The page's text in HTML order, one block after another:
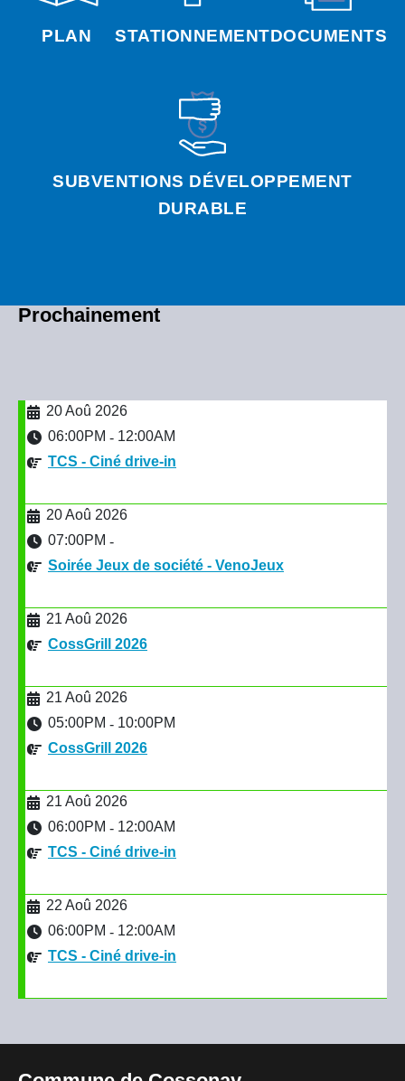
PLAN STATIONNEMENTDOCUMENTS
SUBVENTIONS DÉVELOPPEMENT
DURABLE
Prochainement
20 Aoû 2026
06:00PM - 12:00AM
TCS - Ciné drive-in
20 Aoû 2026
07:00PM -
Soirée Jeux de société - VenoJeux
21 Aoû 2026
CossGrill 2026
21 Aoû 2026
05:00PM - 10:00PM
CossGrill 2026
21 Aoû 2026
06:00PM - 12:00AM
TCS - Ciné drive-in
22 Aoû 2026
06:00PM - 12:00AM
TCS - Ciné drive-in